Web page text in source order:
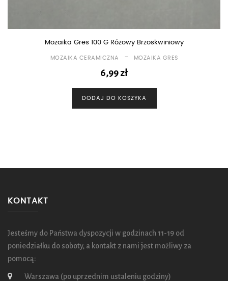
Mozaika Gres 100 G Różowy Brzoskwiniowy
MOZAIKA CERAMICZNA - MOZAIKA GRES
6,99zł
DODAJ DO KOSZYKA
KONTAKT
Jesteśmy do Państwa dyspozycji w godzinach 11-19 od
poniedziałku do soboty, a kontakt z nami jest możliwy za
pomocą:
Warszawa (po uprzednim ustaleniu godziny)